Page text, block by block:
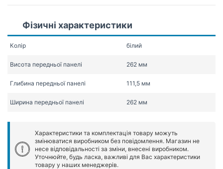
Фізичні характеристики
Колір білий
Висота передньої панелі 262 мм
Глибина передньої панелі 111,5 мм
Ширина передньої панелі 262 мм
Характеристики та комплектація товару можуть
змінюватися виробником без повідомлення. Магазин не
несе відповідальності за зміни, внесені виробником.
Уточнюйте, будь ласка, важливі для Вас характеристики
товару у наших менеджерів.